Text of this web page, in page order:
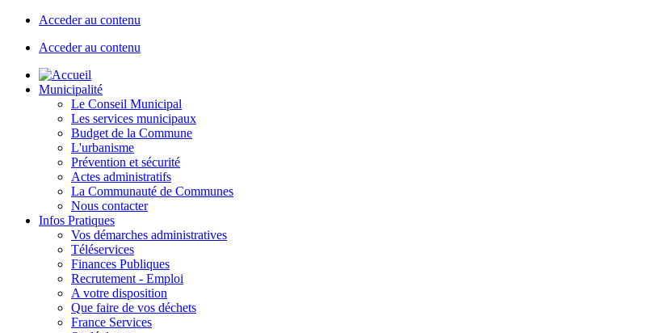
Acceder au contenu
Acceder au contenu
Municipalité
Le Conseil Municipal
Les services municipaux
Budget de la Commune
L'urbanisme
Prévention et sécurité
Actes administratifs
La Communauté de Communes
Nous contacter
Infos Pratiques
Vos démarches administratives
Téléservices
Finances Publiques
Recrutement - Emploi
A votre disposition
Que faire de vos déchets
France Services